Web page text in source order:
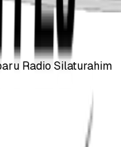
Radio Silaturahim